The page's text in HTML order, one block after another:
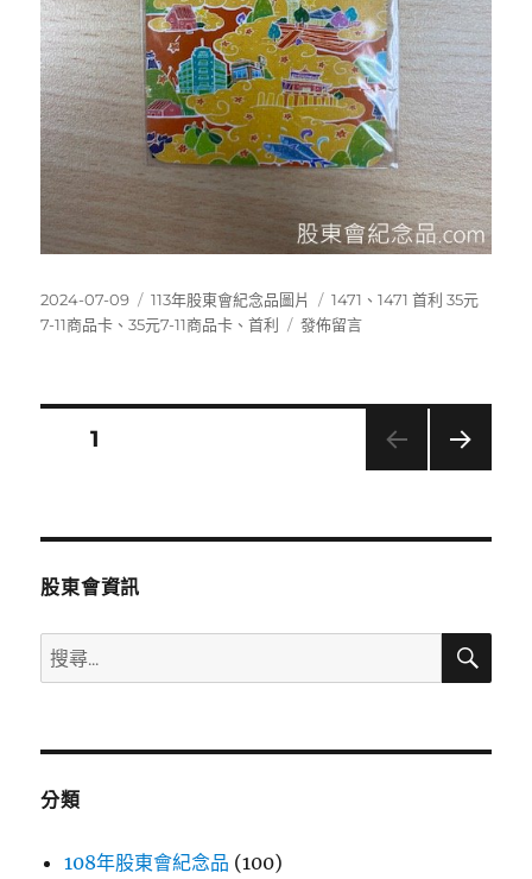
發
佈
2024-07-09
分
類
113年股東會紀念品圖片
標
籤
1471 、1471 首利 35元
7-11商品卡 、35元7-11商品卡 、首利
在
品
發佈留言
分
頁次1
股東會資訊
搜
尋
鍵
搜
分類
108年股東會紀念品 (100)